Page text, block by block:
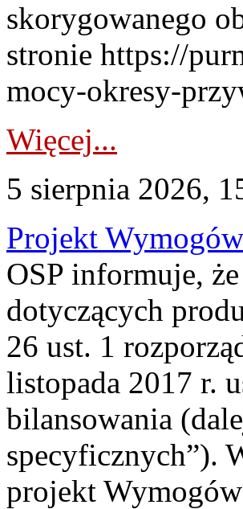
skorygowanego
stronie https://
mocy-okresy-
Więcej...
5 sierpnia 2026,
Projekt
OSP informuje,
dotyczących
26 ust. 1
listopada 2017 r.
bilansowania
specyficznych”).
projekt